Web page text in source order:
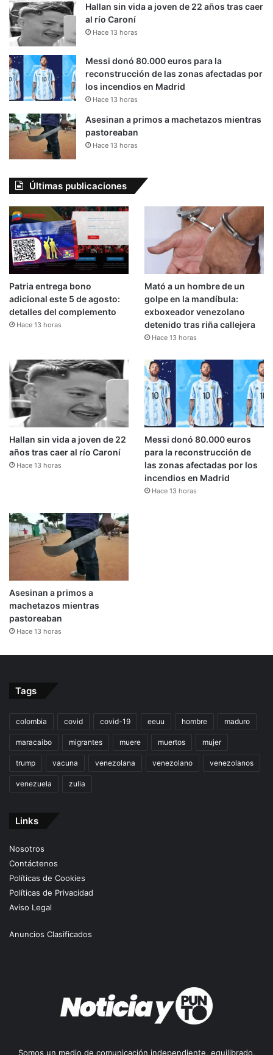
Hallan sin vida a joven de 22 años tras caer
al río Caroní
Hace 13 horas
Messi donó 80.000 euros para la
reconstrucción de las zonas afectadas por
los incendios en Madrid
Hace 13 horas
Asesinan a primos a machetazos mientras
pastoreaban
Hace 13 horas
Últimas publicaciones
Patria entrega bono
adicional este 5 de agosto:
detalles del complemento
Hace 13 horas
Mató a un hombre de un
golpe en la mandíbula:
exboxeador venezolano
detenido tras riña callejera
Hace 13 horas
Hallan sin vida a joven de 22
años tras caer al río Caroní
Hace 13 horas
Messi donó 80.000 euros
para la reconstrucción de
las zonas afectadas por los
incendios en Madrid
Hace 13 horas
Asesinan a primos a
machetazos mientras
pastoreaban
Hace 13 horas
Tags
colombia covid covid-19 eeuu hombre maduro
maracaibo migrantes muere muertos mujer
trump vacuna venezolana venezolano venezolanos
venezuela zulia
Links
Nosotros
Contáctenos
Políticas de Cookies
Políticas de Privacidad
Aviso Legal
Anuncios Clasificados
Somos un medio de comunicación independiente, equilibrado,